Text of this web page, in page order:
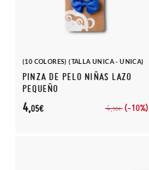
(10 COLORES) (TALLA UNICA - UNICA)
PINZA DE PELO NIÑAS LAZO
PEQUEÑO
4,50€ (-10%)
4,05€